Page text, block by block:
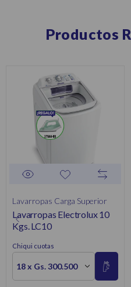
Productos
Lavarropas Carga Superior
Lavarropas Electrolux 10
Kgs. LC10
Chiqui cuotas
18 x Gs. 300.500